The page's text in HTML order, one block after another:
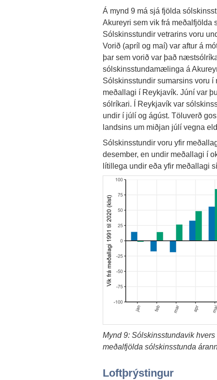
Á mynd 9 má sjá fjölda
Akureyri sem vik frá meðalfjölda
Sólskinsstundir vetrarins voru
Vorið (apríl og maí) var aftur á
þar sem vorið var það
sólskinsstundamælinga á
Sólskinsstundir sumarsins voru
meðallagi í Reykjavík. Júní var
sólríkari. Í Reykjavík var
undir í júlí og ágúst. Töluverð
landsins um miðjan júlí vegna
Sólskinsstundir voru yfir
desember, en undir meðallagi í
lítillega undir eða yfir meðallagi
Mynd 9: Sólskinsstundavik
meðalfjölda sólskinsstunda
Loftþrýstingur